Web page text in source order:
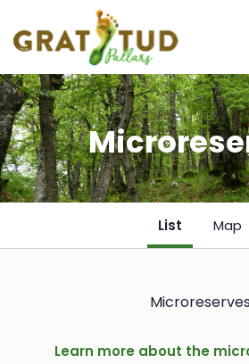
List Map
Learn more about the